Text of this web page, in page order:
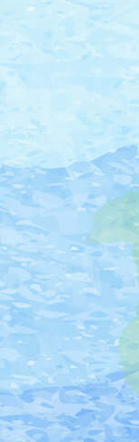
磯
町
の
位
置
を
記
し
た
地
図。